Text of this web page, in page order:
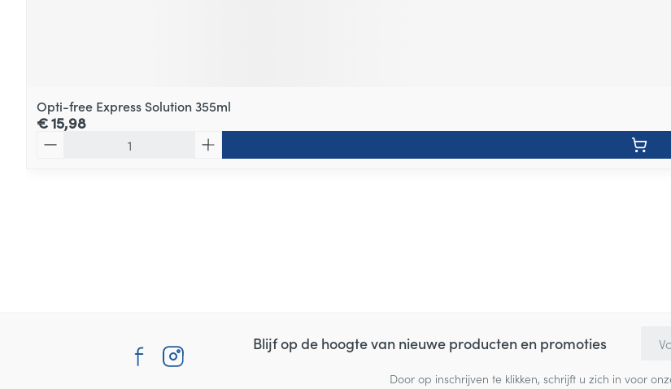
Opti-free Express Solution 355ml
€ 15,98
Blijf op de hoogte van nieuwe producten en promoties
Door op inschrijven te klikken, schrijft u zich in voor